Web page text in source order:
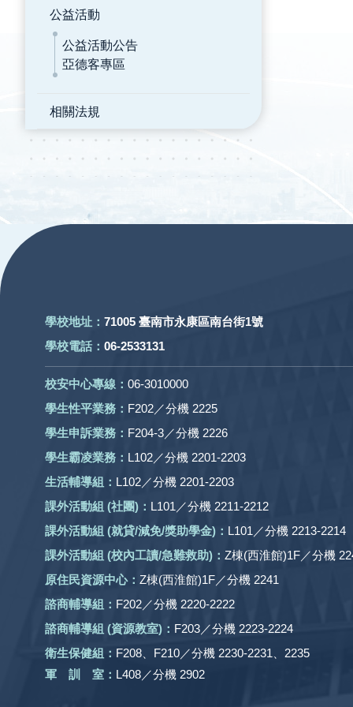
公益活動
公益活動公告
亞德客專區
相關法規
:::
學校地址： 71005 臺南市永康區南台街1號
學校電話： 06-2533131
校安中心專線： 06-3010000
學生性平業務： F202／分機 2225
學生申訴業務： F204-3／分機 2226
學生霸凌業務： L102／分機 2201-2203
生活輔導組： L102／分機 2201-2203
課外活動組 (社團) ： L101／分機 2211-2212
課外活動組 (就貸/減免/獎助學金)： L101／分機 2213-2214
課外活動組 (校內工讀/急難救助) ： Z棟(西淮館)1F／分機
原住民資源中心： Z棟(西淮館)1F／分機 2241
諮商輔導組： F202／分機 2220-2222
諮商輔導組 (資源教室)： F203／分機 2223-2224
衛生保健組： F208、F210／分機 2230-2231、2235
軍 訓 室： L408／分機 2902